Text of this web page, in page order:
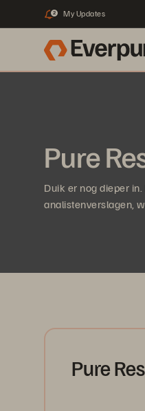
2 My Updates
Pure
Duik er nog dieper
analistenverslagen,
Pure